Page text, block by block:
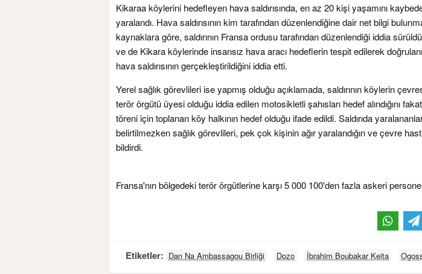
Kikaraa köylerini hedefleyen hava saldırısında, en az 20 kişi yaşamını
yaralandı. Hava saldırısının kim tarafından düzenlendiğine dair net bilgi
kaynaklara göre, saldırının Fransa ordusu tarafından düzenlendiği iddia
ve de Kikara köylerinde insansız hava aracı hedeflerin tespit edilerek
hava saldırısının gerçekleştirildiğini iddia etti.
Yerel sağlık görevlileri ise yapmış olduğu açıklamada, saldırının köylerin
terör örgütü üyesi olduğu iddia edilen motosikletli şahısları hedef alındığını
töreni için toplanan köy halkının hedef olduğu ifade edildi. Saldırıda
belirtilmezken sağlık görevlileri, pek çok kişinin ağır yaralandığın ve çevre
bildirdi.
Fransa'nın bölgedeki terör örgütlerine karşı 5 000 100'den fazla askeri
Etiketler: Dan Na Ambassagou Birliği Dozo İbrahim Boubakar Keita